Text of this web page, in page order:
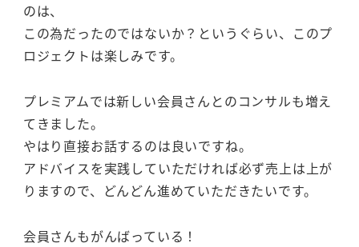
のは、
この為だったのではないか？というぐらい、このプ
ロジェクトは楽しみです。
プレミアムでは新しい会員さんとのコンサルも増え
てきました。
やはり直接お話するのは良いですね。
アドバイスを実践していただければ必ず売上は上が
りますので、どんどん進めていただきたいです。
会員さんもがんばっている！